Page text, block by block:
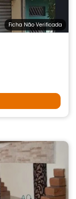
Ficha Não Verificada